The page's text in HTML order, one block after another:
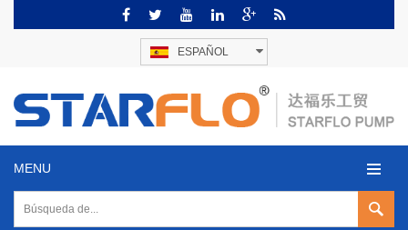
ESPAÑOL
MENU